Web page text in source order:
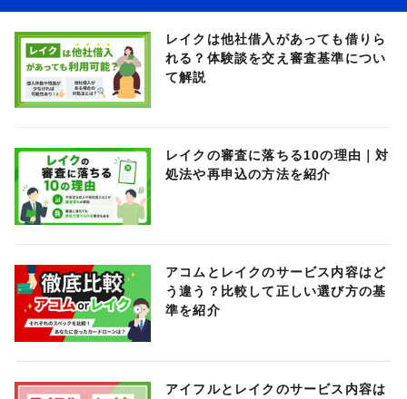
レイクは他社借入があっても借りら
れる？体験談を交え審査基準につい
て解説
レイクの審査に落ちる10の理由｜対
処法や再申込の方法を紹介
アコムとレイクのサービス内容はど
う違う？比較して正しい選び方の基
準を紹介
アイフルとレイクのサービス内容は